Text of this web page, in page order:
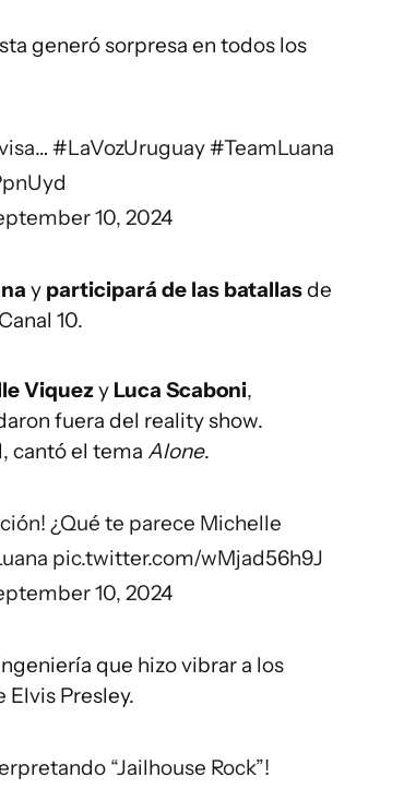
generó sorpresa en todos los
#LaVozUruguay#TeamLuana
10, 2024
y participará de las batallasde
10.
Viquezy Luca Scaboni,
fuera del reality show.
cantó el tema Alone.
¿Qué te parece Michelle
pic.twitter.com/wMjad56h9J
10, 2024
que hizo vibrar a los
Elvis Presley.
“Jailhouse Rock”!